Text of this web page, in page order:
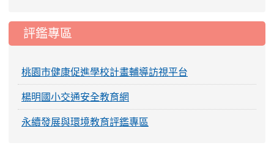
評鑑專區
桃園市健康促進學校計畫輔導訪視平台
楊明國小交通安全教育網
永續發展與環境教育評鑑專區